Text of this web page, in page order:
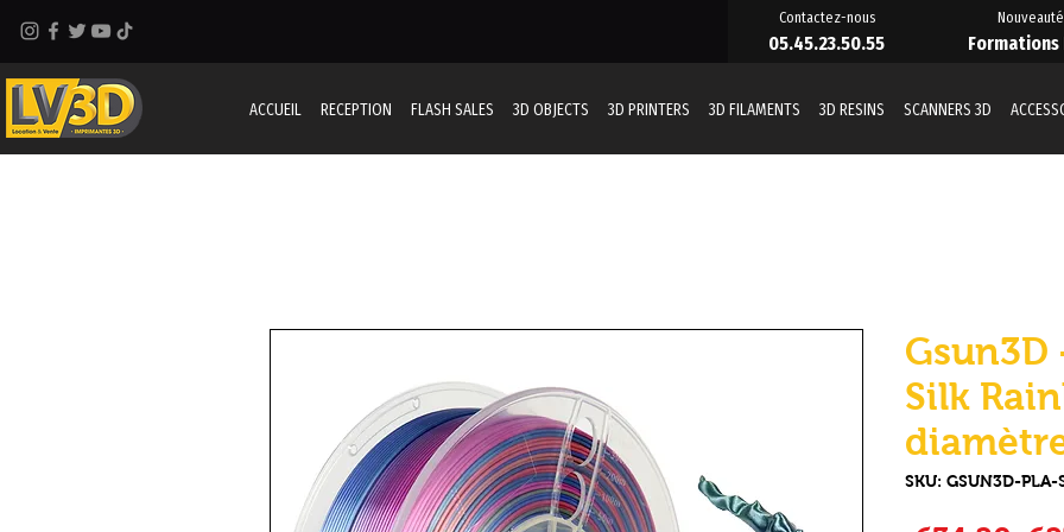
05.45.23.50.55
Contactez-nous
Formations
ACCUEIL RECEPTION FLASH SALES 3D OBJECTS 3D PRINTERS 3D FILAMENTS 3D RESINS SCANNERS 3D
Gsun3D
Silk
SKU: GSUN3D-